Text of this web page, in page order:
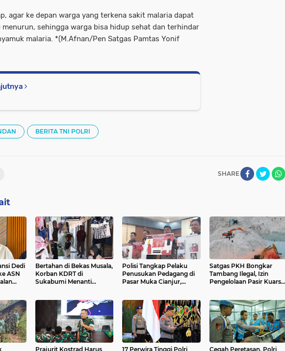
agar ke depan warga yang terkena sakit malaria dapat
menurun, sehingga warga bisa hidup sehat dan terhindar
malaria. *(M.Afnan/Pen Satgas Pamtas Yonif
BERITA TNI POLRI
SHARE
Dedi
ASN
Bertahan di Bekas Musala,
Korban KDRT di
Sukabumi Menanti
Polisi Tangkap Pelaku
Penusukan Pedagang di
Pasar Muka Cianjur,
Satgas PKH Bongkar
Tambang Ilegal, Izin
Pengelolaan Pasir Kuarsa
Prajurit Kostrad Harus 17 Perwira Tinggi Polri Cegah Peretasan, Polri